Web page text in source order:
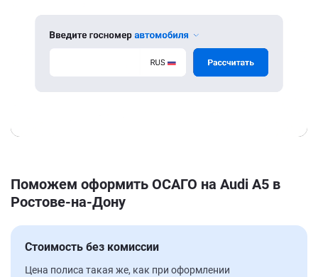
Поможем оформить ОСАГО на Audi A5 в
Ростове-на-Дону
Стоимость без комиссии
Цена полиса такая же, как при оформлении